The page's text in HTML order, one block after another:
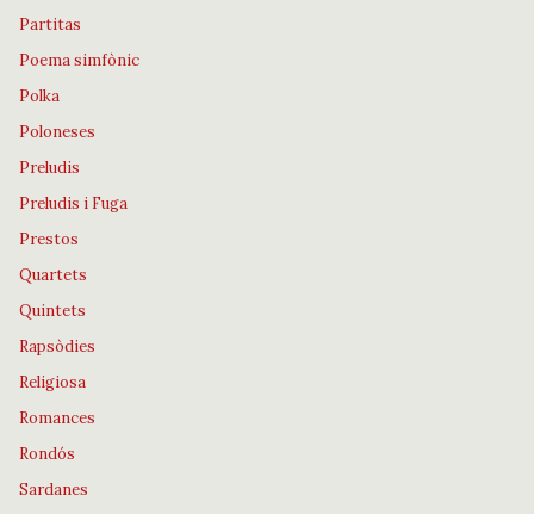
Partitas
Poema simfònic
Polka
Poloneses
Preludis
Preludis i Fuga
Prestos
Quartets
Quintets
Rapsòdies
Religiosa
Romances
Rondós
Sardanes